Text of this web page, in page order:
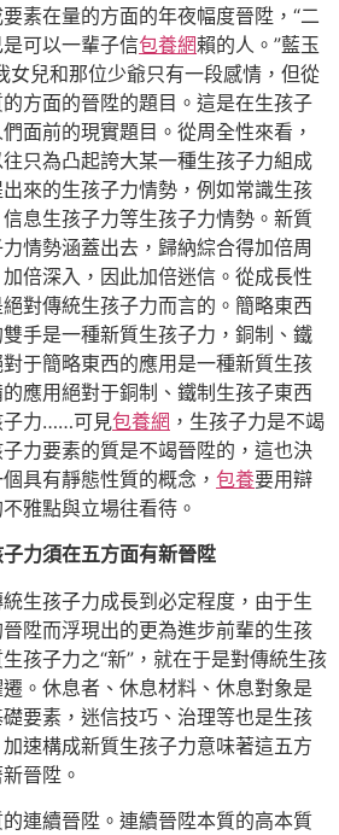
素在量的方面的年夜幅度晉陞，“二
可以一輩子信包養網賴的人。”藍玉
女兒和那位少爺只有一段感情，但從
方面的晉陞的題目。這是在生孩子
面前的現實題目。從周全性來看，
只為凸起誇大某一種生孩子力組成
來的生孩子力情勢，例如常識生孩
息生孩子力等生孩子力情勢。新質
情勢涵蓋出去，歸納綜合得加倍周
加倍深入，因此加倍迷信。從成長性
對傳統生孩子力而言的。簡略東西
手是一種新質生孩子力，銅制、鐵
于簡略東西的應用是一種新質生孩
應用絕對于銅制、鐵制生孩子東西
子力……可見包養網 ，生孩子力是不竭
力要素的質是不竭晉陞的，這也決
具有靜態性質的概念， 包養要用辯
雅點與立場往看待。
力須在五方面有新晉陞
生孩子力成長到必定程度，由于生
陞而浮現出的更為進步前輩的生孩
孩子力之“新”，就在于是對傳統生孩
。休息者、休息材料、休息對象是
要素，迷信技巧、治理等也是生孩
速構成新質生孩子力意味著這五方
晉陞。
連續晉陞。連續晉陞本質的高本質